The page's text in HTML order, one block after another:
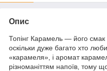
Опис
Топінг Карамель — його смак
оскільки дуже багато хто
«карамеля», і аромат
різноманіттям напоїв, тому